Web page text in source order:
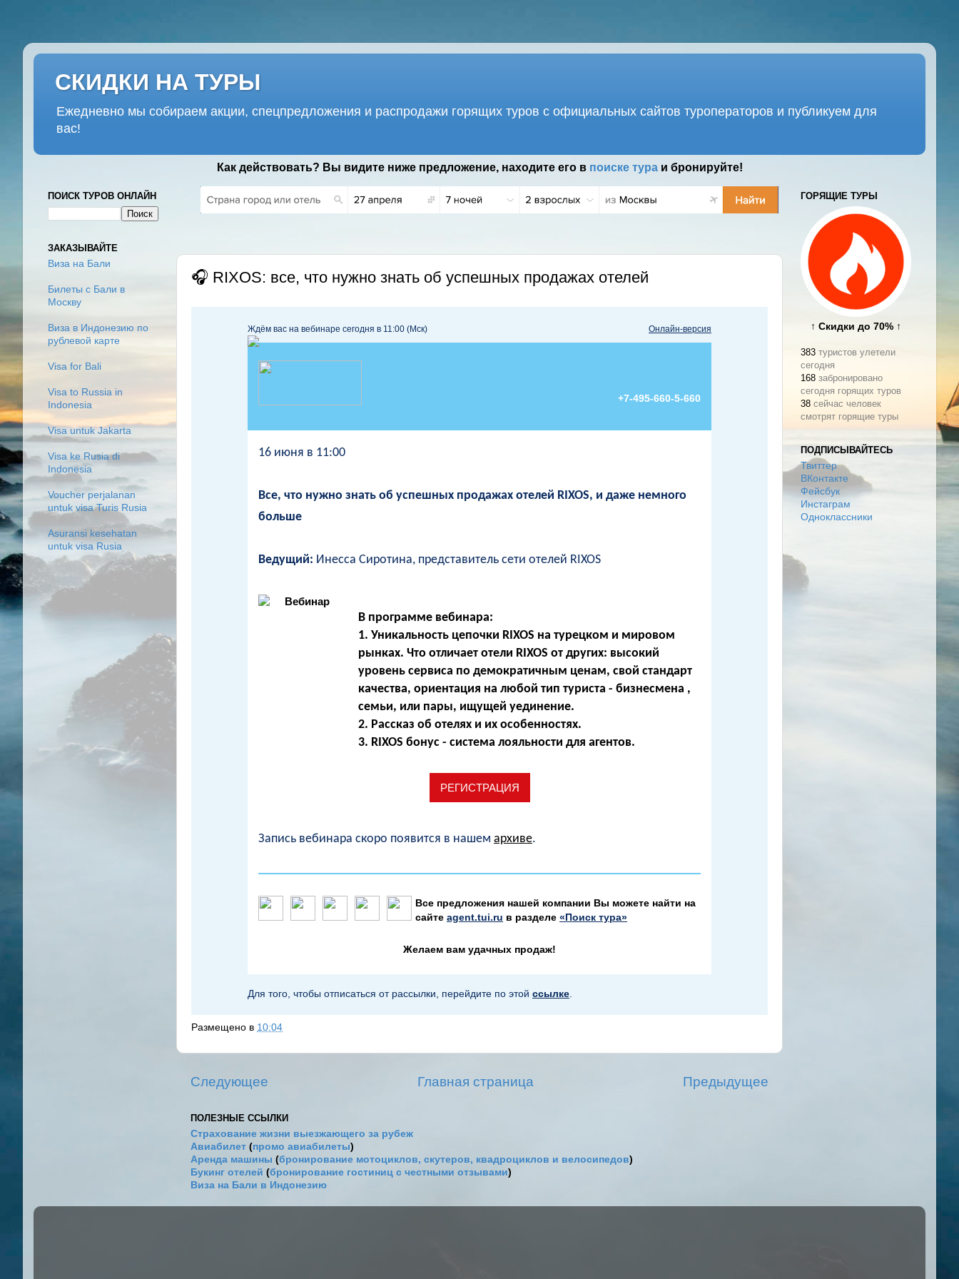
СКИДКИ НА ТУРЫ
Ежедневно мы собираем акции, спецпредложения и распродажи горящих туров с официальных сайтов туроператоров и публикуем для
вас!
Как действовать? Вы видите ниже предложение, находите его в поиске тураи бронируйте!
🎧 RIXOS: все, что нужно знать об успешных продажах отелей
Ждём вас на вебинаре сегодня в 11:00 (Мск) Онлайн-версия
+7-495-660-5-660
16 июня в 11:00
Все, что нужно знать об успешных продажах отелей RIXOS, и даже немного
больше
Ведущий: Инесса Сиротина, представитель сети отелей RIXOS
В программе вебинара:
1. Уникальность цепочки RIXOS на турецком и мировом
рынках. Что отличает отели RIXOS от других: высокий
уровень сервиса по демократичным ценам, свой стандарт
качества, ориентация на любой тип туриста - бизнесмена ,
семьи, или пары, ищущей уединение.
2. Рассказ об отелях и их особенностях.
3. RIXOS бонус - система лояльности для агентов.
РЕГИСТРАЦИЯ
Запись вебинара скоро появится в нашем архиве.
Все предложения нашей компании Вы можете найти на
сайте agent.tui.ru в разделе «Поиск тура»
Желаем вам удачных продаж!
Для того, чтобы отписаться от рассылки, перейдите по этой ссылке
Размещено в 10:04
Следующее Предыдущее
Главная страница
ПОЛЕЗНЫЕ ССЫЛКИ
Страхование жизни выезжающего за рубеж
Авиабилет (промо авиабилеты)
Аренда машины (бронирование мотоциклов, скутеров, квадроциклов и велосипедов)
Букинг отелей (бронирование гостиниц с честными отзывами)
Виза на Бали в Индонезию
ПОИСК ТУРОВ ОНЛАЙН
ЗАКАЗЫВАЙТЕ
Виза на Бали
Билеты с Бали в
Москву
Виза в Индонезию по
рублевой карте
Visa for Bali
Visa to Russia in
Indonesia
Visa untuk Jakarta
Visa ke Rusia di
Indonesia
Voucher perjalanan
untuk visa Turis Rusia
Asuransi kesehatan
untuk visa Rusia
ГОРЯЩИЕ ТУРЫ
↑ Скидки до 70% ↑
383 туристов улетели
сегодня
168 забронировано
сегодня горящих туров
38 сейчас человек
смотрят горящие туры
ПОДПИСЫВАЙТЕСЬ
Твиттер
ВКонтакте
Фейсбук
Инстаграм
Одноклассники